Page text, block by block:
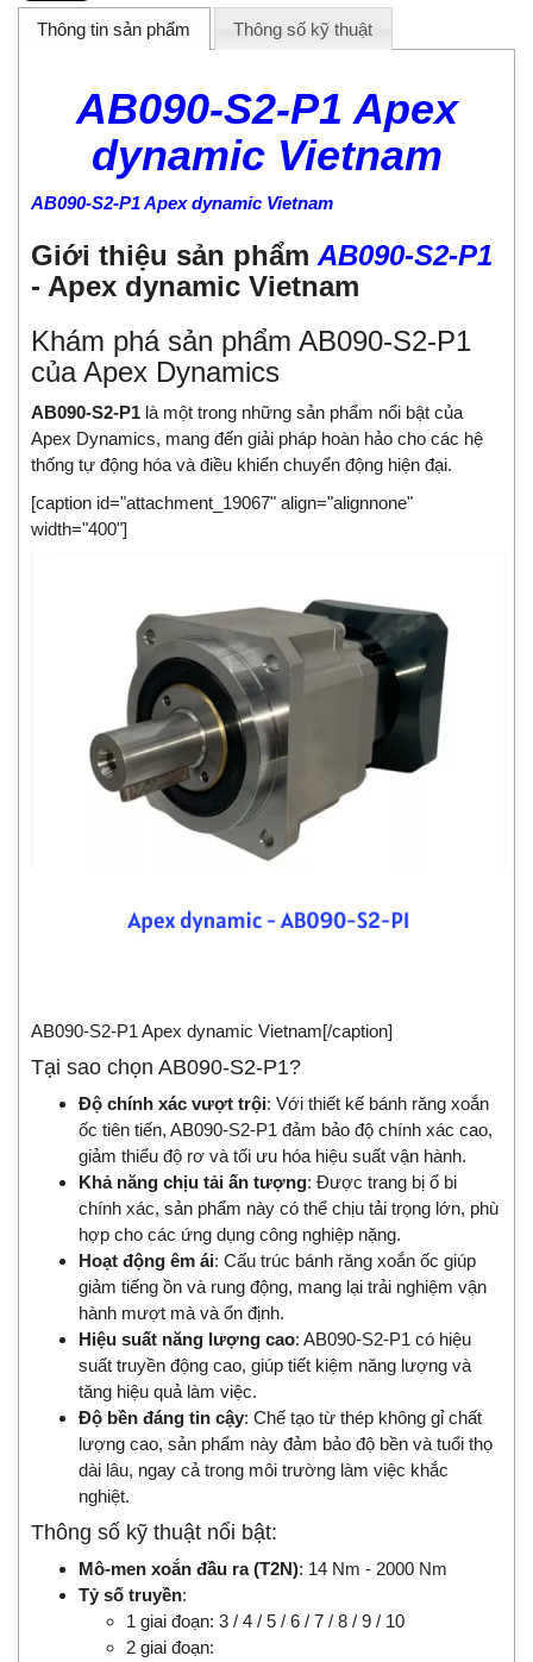
Thông tin sản phẩm Thông số kỹ thuật
AB090-S2-P1 Apex
dynamic Vietnam
AB090-S2-P1 Apex dynamic Vietnam
Giới thiệu sản phẩm AB090-S2-P1
- Apex dynamic Vietnam
Khám phá sản phẩm AB090-S2-P1
của Apex Dynamics
AB090-S2-P1 là một trong những sản phẩm nổi bật của
Apex Dynamics, mang đến giải pháp hoàn hảo cho các hệ
thống tự động hóa và điều khiển chuyển động hiện đại.
[caption id="attachment_19067" align="alignnone"
width="400"]
AB090-S2-P1 Apex dynamic Vietnam[/caption]
Tại sao chọn AB090-S2-P1?
Độ chính xác vượt trội: Với thiết kế bánh răng xoắn
ốc tiên tiến, AB090-S2-P1 đảm bảo độ chính xác cao,
giảm thiểu độ rơ và tối ưu hóa hiệu suất vận hành.
Khả năng chịu tải ấn tượng: Được trang bị ổ bi
chính xác, sản phẩm này có thể chịu tải trọng lớn, phù
hợp cho các ứng dụng công nghiệp nặng.
Hoạt động êm ái: Cấu trúc bánh răng xoắn ốc giúp
giảm tiếng ồn và rung động, mang lại trải nghiệm vận
hành mượt mà và ổn định.
Hiệu suất năng lượng cao: AB090-S2-P1 có hiệu
suất truyền động cao, giúp tiết kiệm năng lượng và
tăng hiệu quả làm việc.
Độ bền đáng tin cậy: Chế tạo từ thép không gỉ chất
lượng cao, sản phẩm này đảm bảo độ bền và tuổi thọ
dài lâu, ngay cả trong môi trường làm việc khắc
nghiệt.
Thông số kỹ thuật nổi bật:
Mô-men xoắn đầu ra (T2N): 14 Nm - 2000 Nm
Tỷ số truyền:
1 giai đoạn: 3 / 4 / 5 / 6 / 7 / 8 / 9 / 10
2 giai đoạn: